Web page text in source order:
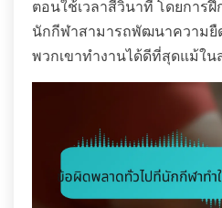
ตอนใช้เวลาสี่วินาที โดยการ
นักกีฬาสามารถพัฒนาความยื
พวกเขาทำงานได้ดีที่สุดแม้ใ